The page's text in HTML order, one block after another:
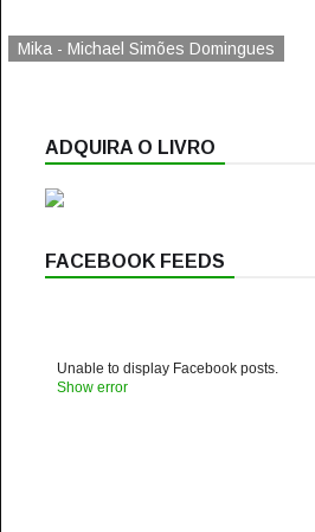
Mika - Michael Simões Domingues
ADQUIRA O LIVRO
FACEBOOK FEEDS
Unable to display Facebook posts.
Show error